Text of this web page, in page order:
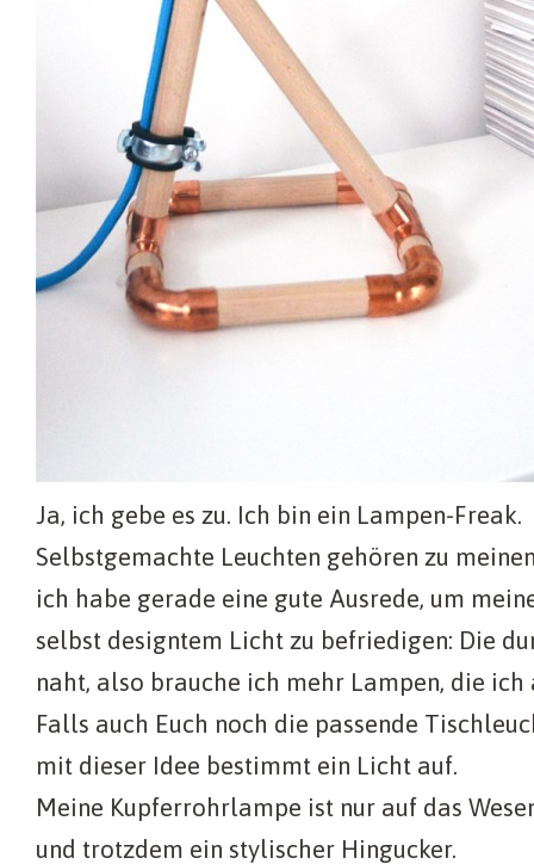
Ja, ich gebe es zu. Ich bin ein Lampen-Freak.
Selbstgemachte Leuchten gehören zu
ich habe gerade eine gute Ausrede, um
selbst designtem Licht zu befriedigen: Die
naht, also brauche ich mehr Lampen, die ich
Falls auch Euch noch die passende
mit dieser Idee bestimmt ein Licht auf.
Meine Kupferrohrlampe ist nur auf das
und trotzdem ein stylischer Hingucker.